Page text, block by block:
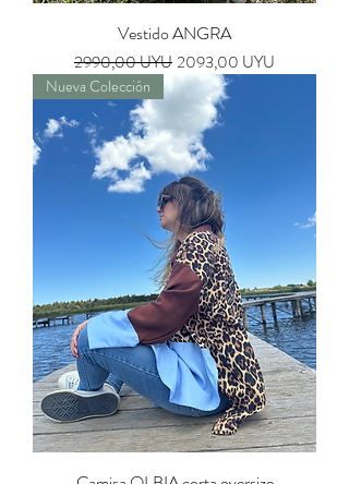
Vestido ANGRA
Precio
2990,00 UYU Precio de oferta
2093,00 UYU
Nueva Colección